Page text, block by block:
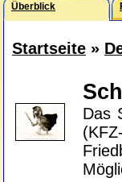
Überblick
Startseite »
Das